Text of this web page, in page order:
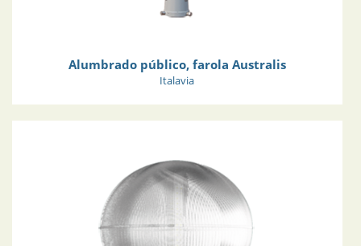
Alumbrado público, farola Australis
Italavia